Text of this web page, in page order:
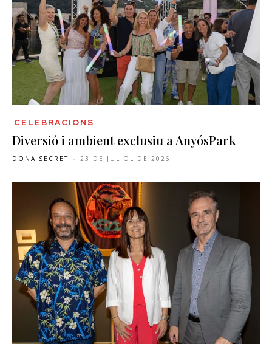
CELEBRACIONS
Diversió i ambient exclusiu a AnyósPark
DONA SECRET - 23 DE JULIOL DE 2026